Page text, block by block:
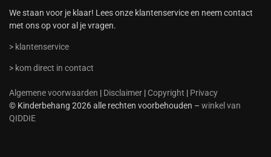
We staan voor je klaar! Lees onze klantenservice en neem contact
met ons op voor al je vragen.
> klantenservice
> kom direct in contact
Algemene voorwaarden | Disclaimer | Copyright | Privacy
© Kinderbehang 2026 alle rechten voorbehouden – winkel van
QIDDIE